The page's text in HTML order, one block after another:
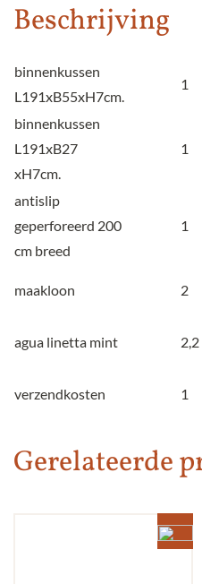
Beschrijving
binnenkussen
L191xB55xH7cm.
1
binnenkussen
L191xB27
xH7cm.
1
antislip
geperforeerd 200
cm breed
1
maakloon 2
agua linetta mint 2,2
verzendkosten 1
Gerelateerde